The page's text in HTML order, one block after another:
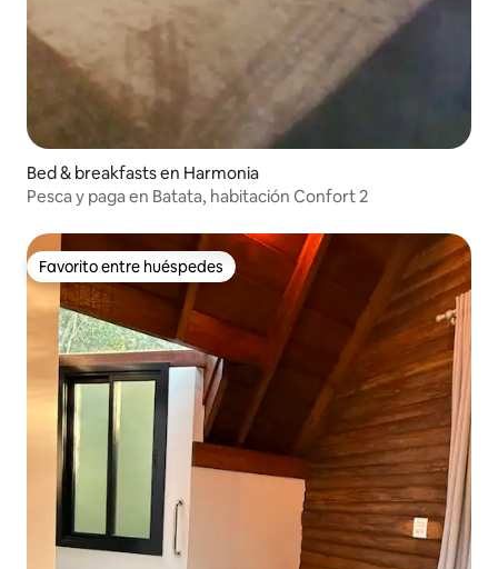
Bed & breakfasts en Harmonia
Pesca y paga en Batata, habitación Confort 2
Favorito entre huéspedes
Favorito entre huéspedes